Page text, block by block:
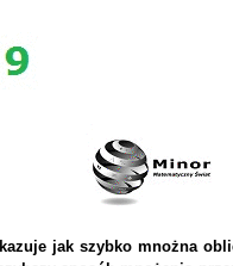
jak szybko mnożna